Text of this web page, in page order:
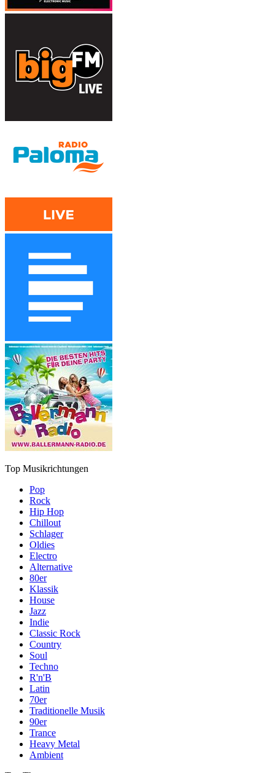
Top Musikrichtungen
Pop
Rock
Hip Hop
Chillout
Schlager
Oldies
Electro
Alternative
80er
Klassik
House
Jazz
Indie
Classic Rock
Country
Soul
Techno
R'n'B
Latin
70er
Traditionelle Musik
90er
Trance
Heavy Metal
Ambient